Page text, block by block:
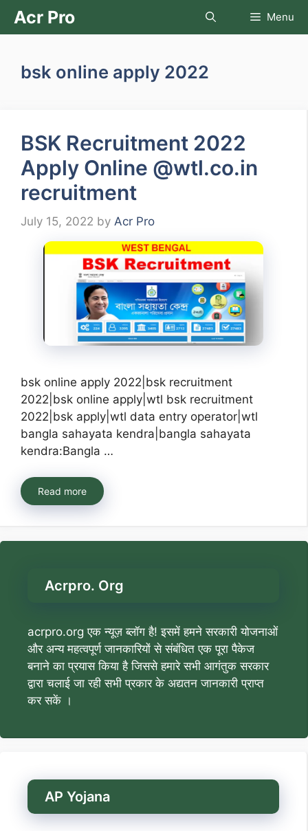
SkipAcr Pro Menu
bsk online apply 2022
BSK Recruitment 2022
Apply Online @wtl.co.in
recruitment
July 15, 2022 by Acr Pro
bsk online apply 2022|bsk recruitment
2022|bsk online apply|wtl bsk recruitment
2022|bsk apply|wtl data entry operator|wtl
bangla sahayata kendra|bangla sahayata
kendra:Bangla …
Read more
Acrpro. Org
acrpro.org एक न्यूज़ ब्लॉग है! इसमें हमने सरकारी योजनाओं
और अन्य महत्वपूर्ण जानकारियों से संबंधित एक पूरा पैकेज
बनाने का प्रयास किया है जिससे हमारे सभी आगंतुक सरकार
द्वारा चलाई जा रही सभी प्रकार के अद्यतन जानकारी प्राप्त
कर सकें ।
AP Yojana